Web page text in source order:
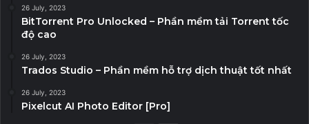
26 July, 2023
BitTorrent Pro Unlocked – Phần mềm tải Torrent tốc
độ cao
26 July, 2023
Trados Studio – Phần mềm hỗ trợ dịch thuật tốt nhất
26 July, 2023
Pixelcut AI Photo Editor [Pro]